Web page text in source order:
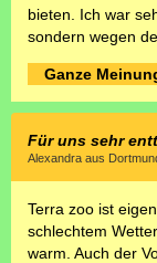
bieten. Ich war
sondern wegen
Ganze
Für uns sehr
Alexandra aus
Terra zoo ist
schlechtem
warm. Auch der